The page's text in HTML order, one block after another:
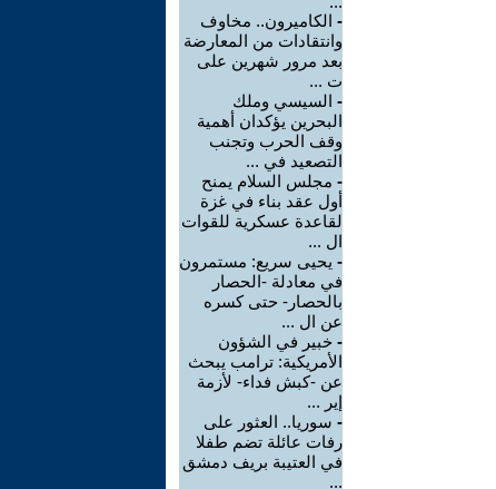
- الكاميرون.. مخاوف
وانتقادات من المعارضة
بعد مرور شهرين على
ت ...
- السيسي وملك
البحرين يؤكدان أهمية
وقف الحرب وتجنب
التصعيد في ...
- مجلس السلام يمنح
أول عقد بناء في غزة
لقاعدة عسكرية للقوات
ال ...
- يحيى سريع: مستمرون
في معادلة -الحصار
بالحصار- حتى كسره
عن ال ...
- خبير في الشؤون
الأمريكية: ترامب يبحث
عن -كبش فداء- لأزمة
إير ...
- سوريا.. العثور على
رفات عائلة تضم طفلا
في العتيبة بريف دمشق
...